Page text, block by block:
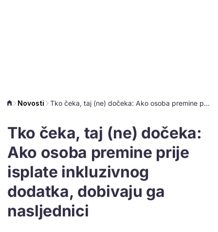
Novosti Tko čeka, taj (ne) dočeka: Ako osoba premine prije isplate inkluzivnog dodatka, dobivaju ga nasljednici
Tko čeka, taj (ne) dočeka:
Ako osoba premine prije
isplate inkluzivnog
dodatka, dobivaju ga
nasljednici